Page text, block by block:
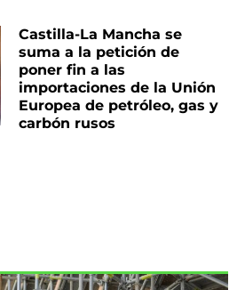
Castilla-La Mancha se
suma a la petición de
poner fin a las
importaciones de la Unión
Europea de petróleo, gas y
carbón rusos